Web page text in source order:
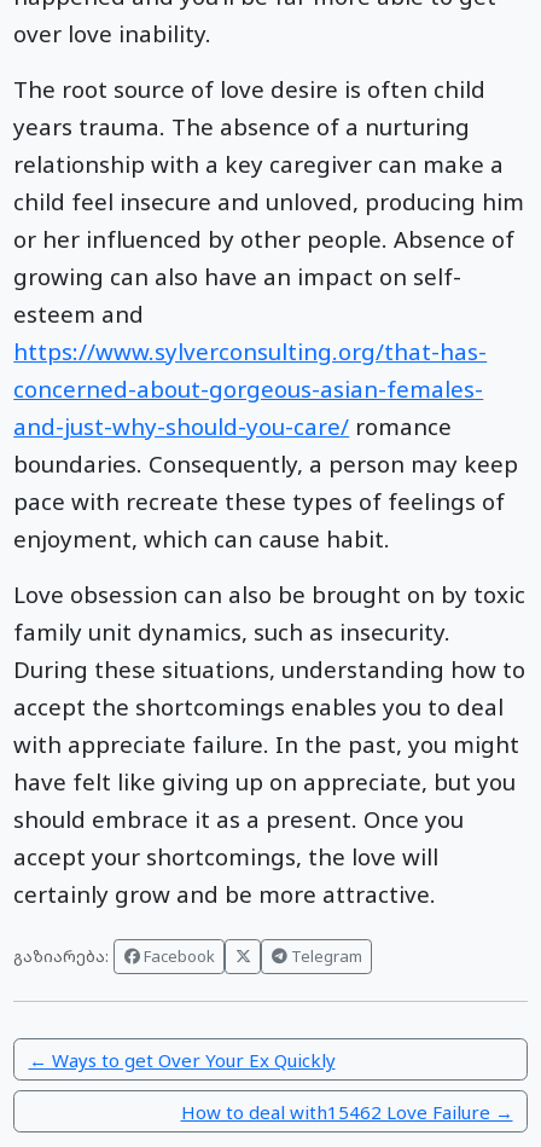
over love inability.
The root source of love desire is often child
years trauma. The absence of a nurturing
relationship with a key caregiver can make a
child feel insecure and unloved, producing him
or her influenced by other people. Absence of
growing can also have an impact on self-
esteem and
https://www.sylverconsulting.org/that-has-
concerned-about-gorgeous-asian-females-
and-just-why-should-you-care/ romance
boundaries. Consequently, a person may keep
pace with recreate these types of feelings of
enjoyment, which can cause habit.
Love obsession can also be brought on by toxic
family unit dynamics, such as insecurity.
During these situations, understanding how to
accept the shortcomings enables you to deal
with appreciate failure. In the past, you might
have felt like giving up on appreciate, but you
should embrace it as a present. Once you
accept your shortcomings, the love will
certainly grow and be more attractive.
გაზიარება: Facebook Telegram
← Ways to get Over Your Ex Quickly
How to deal with15462 Love Failure →